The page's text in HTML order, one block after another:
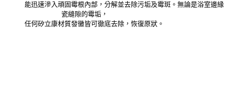
能迅速滲入頑固霉根內部， 分解並去除污垢及霉斑。 無論是浴室邊緣
瓷縫隙的霉垢，
任何矽立康材質發黴皆可徹底去除， 恢復原狀。